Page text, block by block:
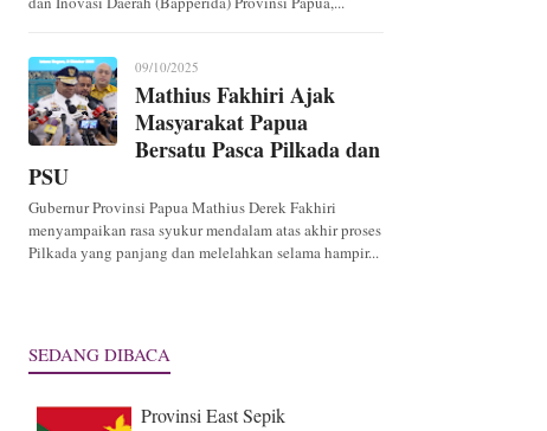
09/10/2025
Mathius Fakhiri Ajak
Masyarakat Papua
Bersatu Pasca Pilkada dan
PSU
Gubernur Provinsi Papua Mathius Derek Fakhiri
menyampaikan rasa syukur mendalam atas akhir proses
Pilkada yang panjang dan melelahkan selama hampir...
SEDANG DIBACA
Provinsi East Sepik